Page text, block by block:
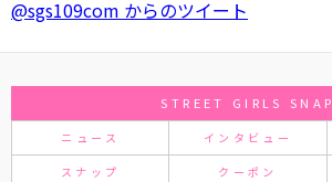
@sgs109com からのツイート
STREET GIRLS SNAP
ニュース インタビュー
スナップ クーポン